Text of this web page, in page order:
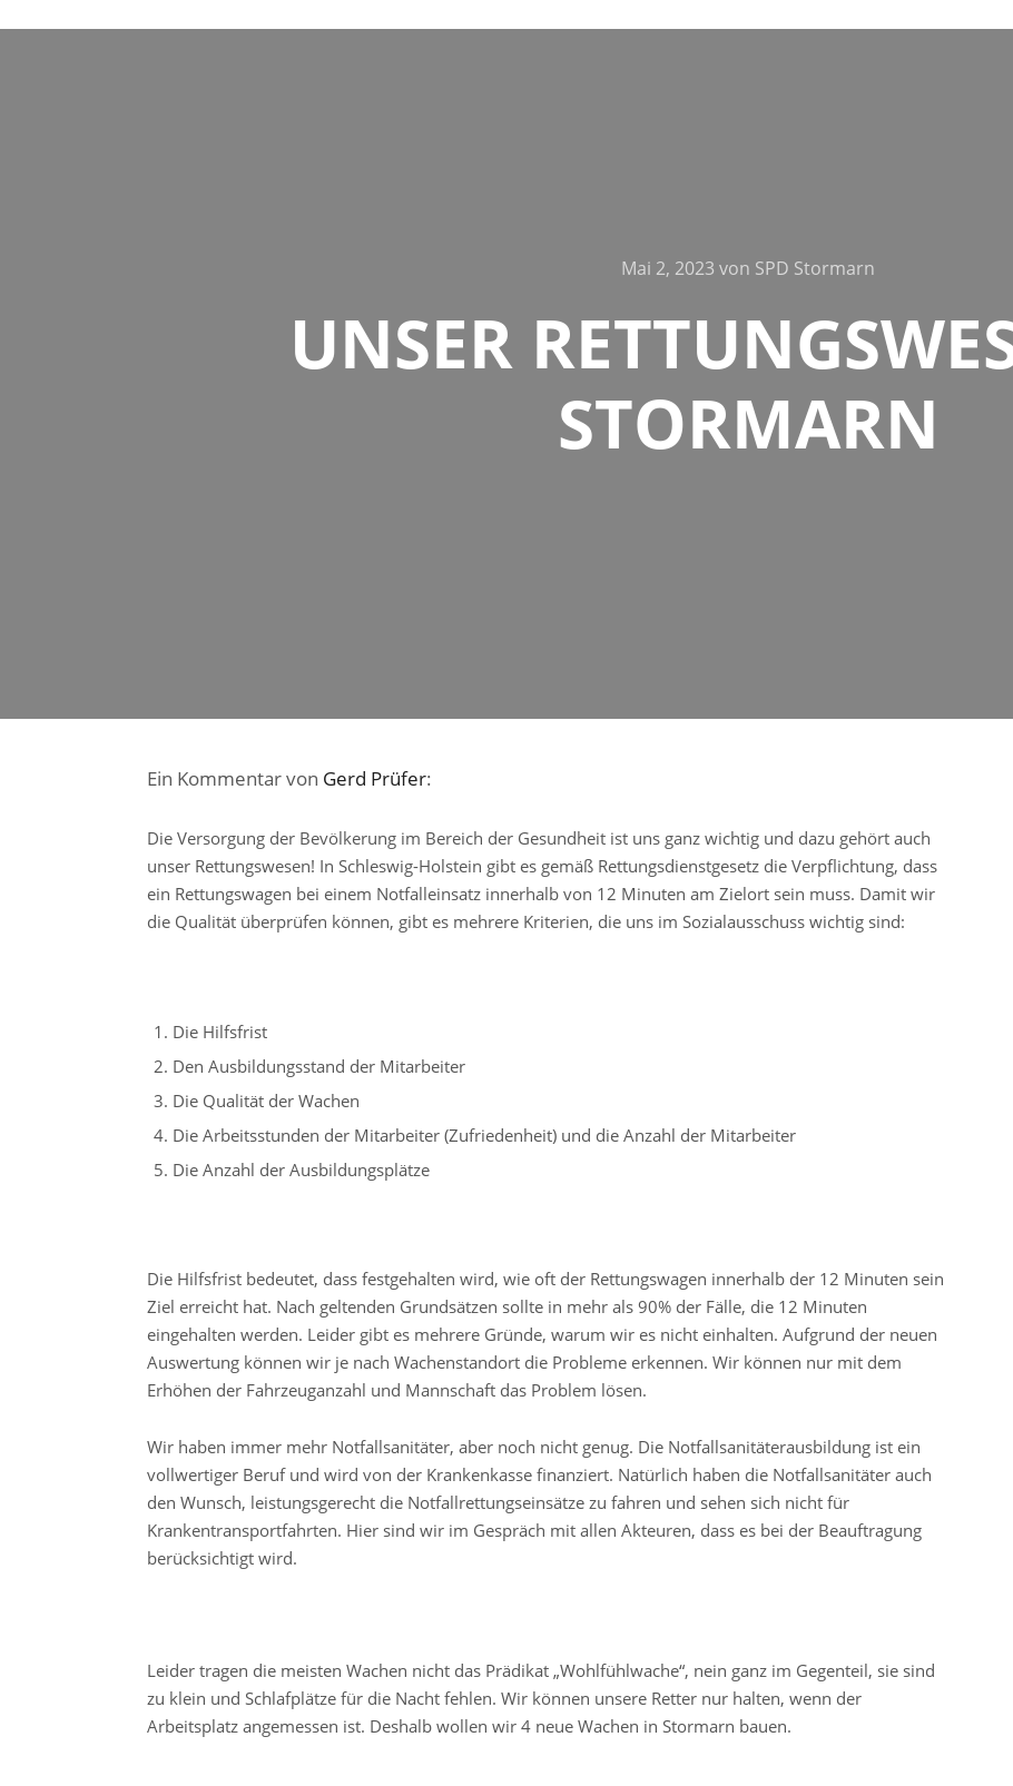
Mai 2, 2023 von SPD Stormarn
UNSER
STORMARN
Ein Kommentar von Gerd Prüfer:
Die Versorgung der Bevölkerung im Bereich der Gesundheit ist uns ganz wichtig und dazu gehört auch
unser Rettungswesen! In Schleswig-Holstein gibt es gemäß Rettungsdienstgesetz die Verpflichtung, dass
ein Rettungswagen bei einem Notfalleinsatz innerhalb von 12 Minuten am Zielort sein muss. Damit wir
die Qualität überprüfen können, gibt es mehrere Kriterien, die uns im Sozialausschuss wichtig sind:
Die Hilfsfrist
Den Ausbildungsstand der Mitarbeiter
Die Qualität der Wachen
Die Arbeitsstunden der Mitarbeiter (Zufriedenheit) und die Anzahl der Mitarbeiter
Die Anzahl der Ausbildungsplätze
Die Hilfsfrist bedeutet, dass festgehalten wird, wie oft der Rettungswagen innerhalb der 12 Minuten sein
Ziel erreicht hat. Nach geltenden Grundsätzen sollte in mehr als 90% der Fälle, die 12 Minuten
eingehalten werden. Leider gibt es mehrere Gründe, warum wir es nicht einhalten. Aufgrund der neuen
Auswertung können wir je nach Wachenstandort die Probleme erkennen. Wir können nur mit dem
Erhöhen der Fahrzeuganzahl und Mannschaft das Problem lösen.
Wir haben immer mehr Notfallsanitäter, aber noch nicht genug. Die Notfallsanitäterausbildung ist ein
vollwertiger Beruf und wird von der Krankenkasse finanziert. Natürlich haben die Notfallsanitäter auch
den Wunsch, leistungsgerecht die Notfallrettungseinsätze zu fahren und sehen sich nicht für
Krankentransportfahrten. Hier sind wir im Gespräch mit allen Akteuren, dass es bei der Beauftragung
berücksichtigt wird.
Leider tragen die meisten Wachen nicht das Prädikat „Wohlfühlwache“, nein ganz im Gegenteil, sie sind
zu klein und Schlafplätze für die Nacht fehlen. Wir können unsere Retter nur halten, wenn der
Arbeitsplatz angemessen ist. Deshalb wollen wir 4 neue Wachen in Stormarn bauen.